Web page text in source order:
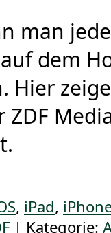
man
dem
Hier
ZDF
, iPad,
| Kategorie: